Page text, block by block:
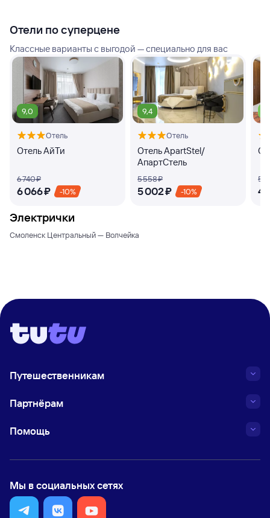
Отели по суперцене
Классные варианты с выгодой — специально для вас
9,0
Отель
Отель АйТи
6 ⁠740 ⁠₽
6 ⁠066 ⁠₽ -10%
9,4
Отель
Отель ApartStel/
АпартСтель
5 ⁠558 ⁠₽
5 ⁠002 ⁠₽ -10%
5
4
Электрички
Смоленск Центральный — Волчейка
Путешественникам
Партнёрам
Помощь
Мы в социальных сетях